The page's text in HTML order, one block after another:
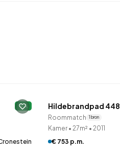
A Hildebrandpad 448
Roommatch 1 bron
Kamer • 27m² • 2011
€ 753 p.m.